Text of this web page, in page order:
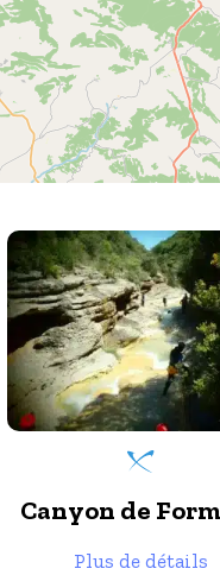
Canyon del
Sierra de Guara